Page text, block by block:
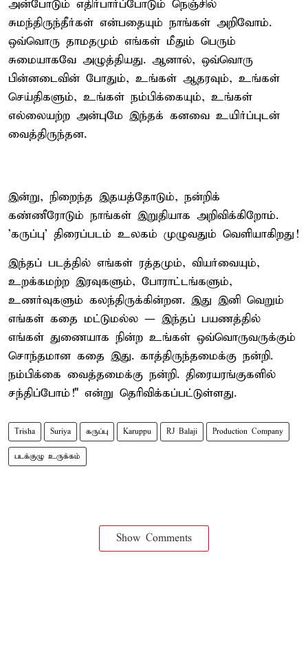
அன்போடும் எதிர்பார்ப்போடும் நெஞ்சில்
சுமந்திருந்தீர்கள் என்பதையும் நாங்கள் அறிவோம்.
ஒவ்வொரு தாமதமும் எங்கள் மீதும் பெரும்
சுமையாகவே அழுத்தியது. ஆனால், ஒவ்வொரு
பின்னடைவின் போதும், உங்கள் ஆதரவும், உங்கள்
செய்திகளும், உங்கள் நம்பிக்கையும், உங்கள்
எல்லையற்ற அன்புமே இந்தக் கனவை உயிர்ப்புடன்
வைத்திருந்தன.
இன்று, நிறைந்த இதயத்தோடும், நன்றிக்
கண்ணீரோடும் நாங்கள் இறுதியாக அறிவிக்கிறோம்.
'கருப்பு' திரைப்படம் உலகம் முழுவதும் வெளியாகிறது!
இந்தப் படத்தில் எங்கள் ரத்தமும், வியர்வையும்,
உறக்கமற்ற இரவுகளும், போராட்டங்களும்,
உணர்வுகளும் கலந்திருக்கின்றன. இது இனி வெறும்
எங்கள் கதை மட்டுமல்ல — இந்தப் பயணத்தில்
எங்கள் துணையாக நின்ற உங்கள் ஒவ்வொருவருக்கும்
சொந்தமான கதை இது. காத்திருந்தமைக்கு நன்றி.
நம்பிக்கை வைத்தமைக்கு நன்றி. திரையரங்குகளில்
சந்திப்போம்!" என்று தெரிவிக்கப்பட்டுள்ளது.
Trisha Suriya கருப்பு Karuppu RJ Balaji Production Company
படக்குழு உருக்கம்
Show Comments